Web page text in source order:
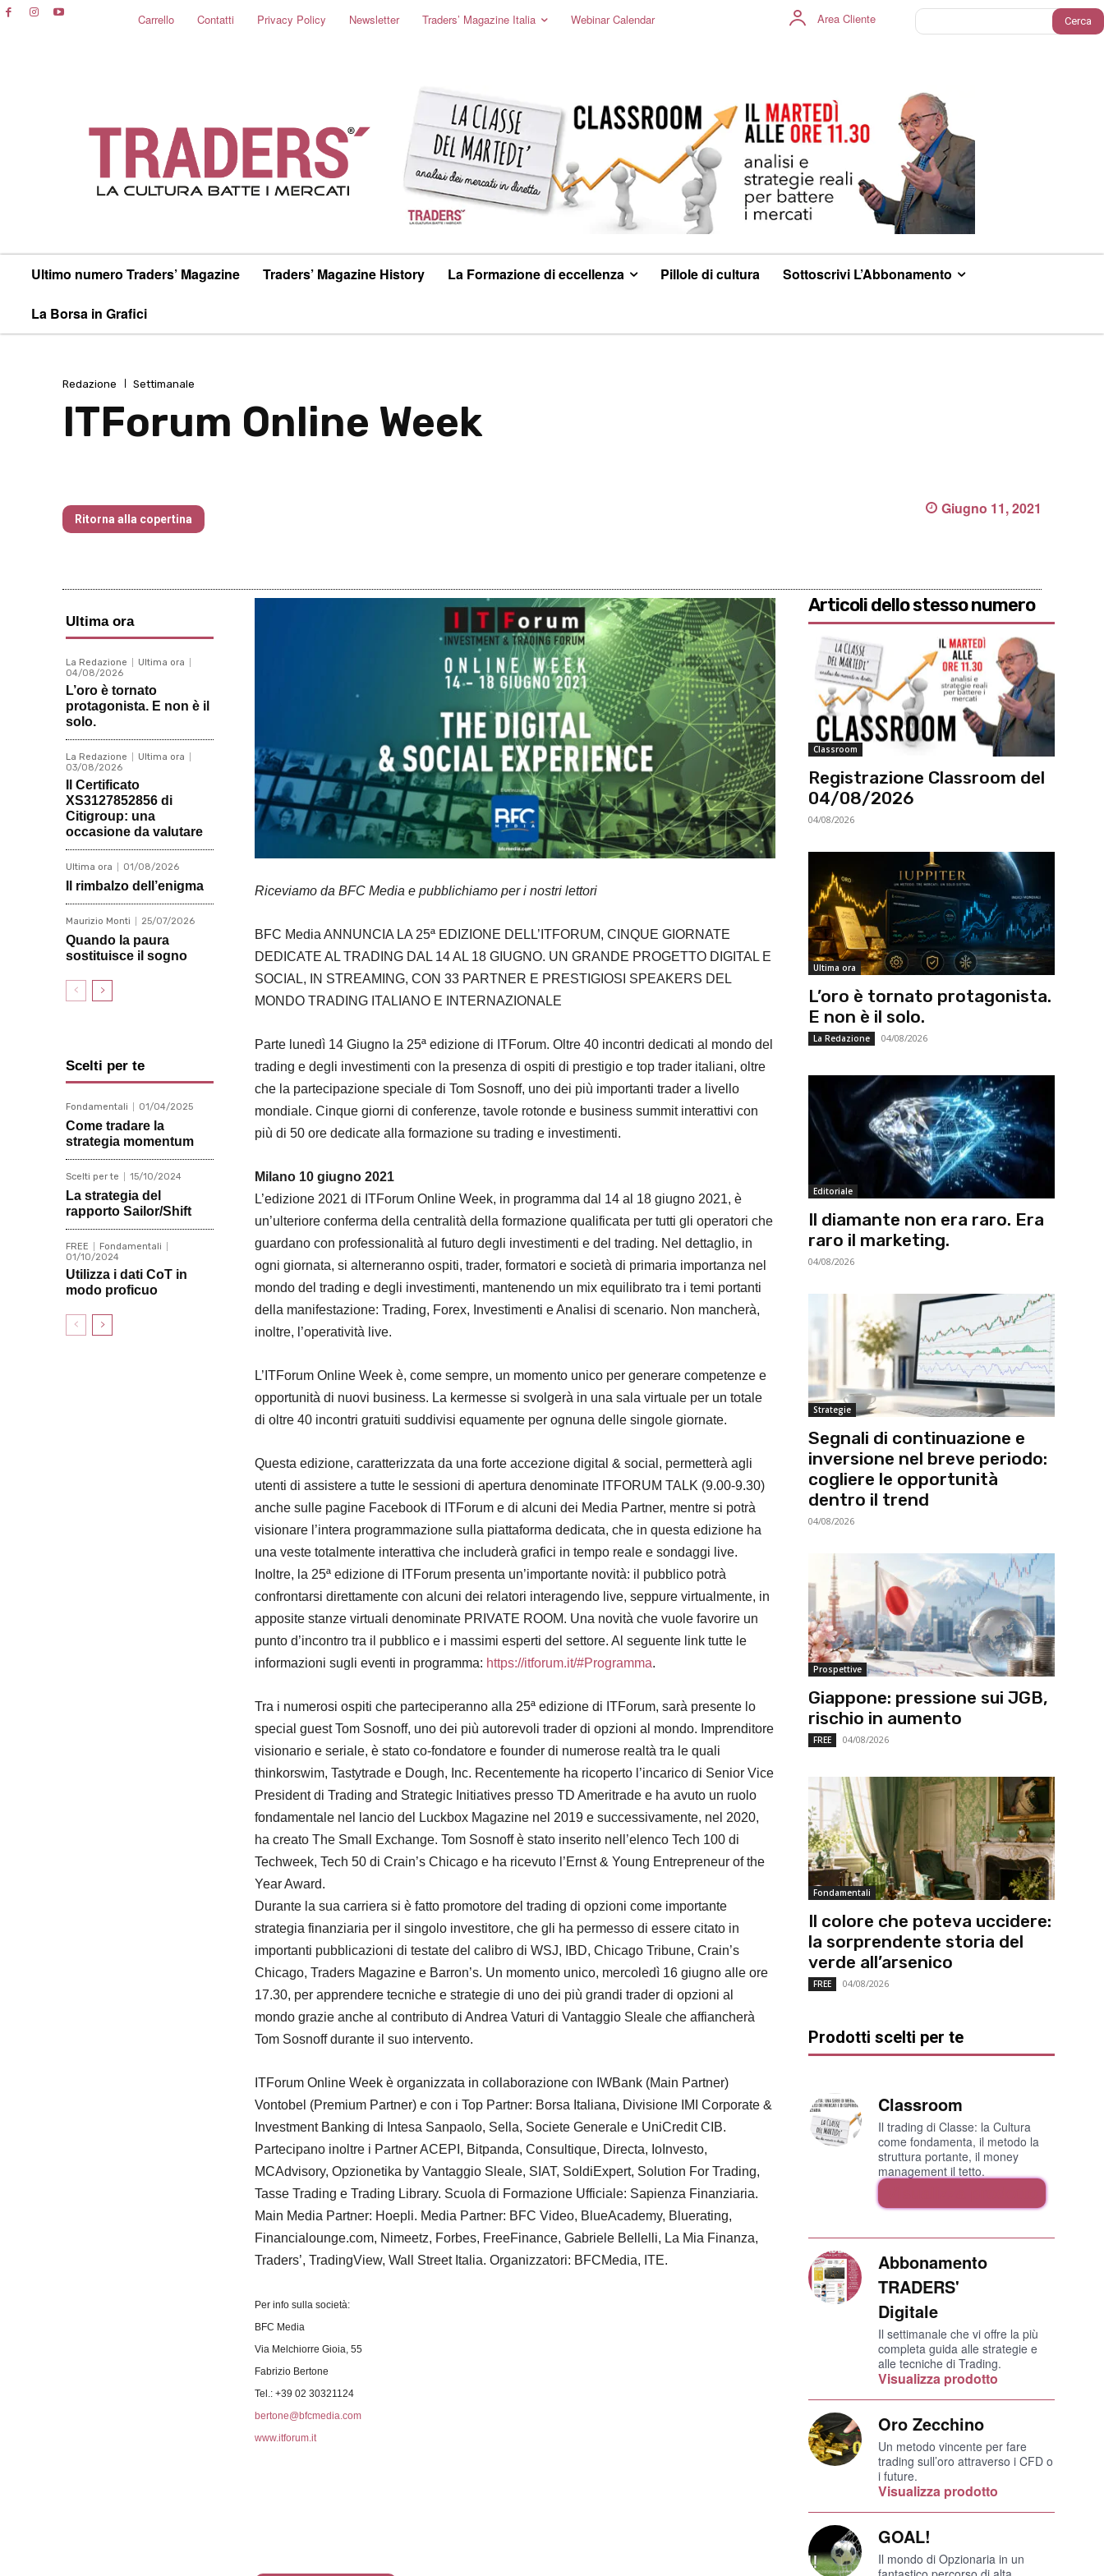
Carrello Contatti Privacy Policy Newsletter Traders’ Magazine Italia Webinar Calendar Area Cliente Cerca
Ultimo numero Traders’ Magazine Traders’ Magazine History La Formazione di eccellenza Pillole di cultura Sottoscrivi L’Abbonamento
La Borsa in Grafici
Redazione Settimanale
ITForum Online Week
Ritorna alla copertina
Giugno 11, 2021
Ultima ora
La Redazione
Ultima ora
04/08/2026
L’oro è tornato
protagonista. E non è il
solo.
La Redazione
Ultima ora
03/08/2026
Il Certificato
XS3127852856 di
Citigroup: una
occasione da valutare
Ultima ora 01/08/2026
Il rimbalzo dell’enigma
Maurizio Monti 25/07/2026
Quando la paura
sostituisce il sogno
Scelti per te
Fondamentali 01/04/2025
Come tradare la
strategia momentum
Scelti per te 15/10/2024
La strategia del
rapporto Sailor/Shift
FREE
Fondamentali
01/10/2024
Utilizza i dati CoT in
modo proficuo
Riceviamo da BFC Media e pubblichiamo per i nostri lettori
BFC Media ANNUNCIA LA 25ª EDIZIONE DELL’ITFORUM, CINQUE GIORNATE
DEDICATE AL TRADING DAL 14 AL 18 GIUGNO. UN GRANDE PROGETTO DIGITAL E
SOCIAL, IN STREAMING, CON 33 PARTNER E PRESTIGIOSI SPEAKERS DEL
MONDO TRADING ITALIANO E INTERNAZIONALE
Parte lunedì 14 Giugno la 25ª edizione di ITForum. Oltre 40 incontri dedicati al mondo del
trading e degli investimenti con la presenza di ospiti di prestigio e top trader italiani, oltre
che la partecipazione speciale di Tom Sosnoff, uno dei più importanti trader a livello
mondiale. Cinque giorni di conferenze, tavole rotonde e business summit interattivi con
più di 50 ore dedicate alla formazione su trading e investimenti.
Milano 10 giugno 2021
L’edizione 2021 di ITForum Online Week, in programma dal 14 al 18 giugno 2021, è
un’ulteriore conferma della centralità della formazione qualificata per tutti gli operatori che
guardano con professionalità al futuro degli investimenti e del trading. Nel dettaglio, in
ogni giornata, si alterneranno ospiti, trader, formatori e società di primaria importanza nel
mondo del trading e degli investimenti, mantenendo un mix equilibrato tra i temi portanti
della manifestazione: Trading, Forex, Investimenti e Analisi di scenario. Non mancherà,
inoltre, l’operatività live.
L’ITForum Online Week è, come sempre, un momento unico per generare competenze e
opportunità di nuovi business. La kermesse si svolgerà in una sala virtuale per un totale
di oltre 40 incontri gratuiti suddivisi equamente per ognuna delle singole giornate.
Questa edizione, caratterizzata da una forte accezione digital & social, permetterà agli
utenti di assistere a tutte le sessioni di apertura denominate ITFORUM TALK (9.00-9.30)
anche sulle pagine Facebook di ITForum e di alcuni dei Media Partner, mentre si potrà
visionare l’intera programmazione sulla piattaforma dedicata, che in questa edizione ha
una veste totalmente interattiva che includerà grafici in tempo reale e sondaggi live.
Inoltre, la 25ª edizione di ITForum presenta un’importante novità: il pubblico potrà
confrontarsi direttamente con alcuni dei relatori interagendo live, seppure virtualmente, in
apposite stanze virtuali denominate PRIVATE ROOM. Una novità che vuole favorire un
punto d’incontro tra il pubblico e i massimi esperti del settore. Al seguente link tutte le
informazioni sugli eventi in programma: https://itforum.it/#Programma.
Tra i numerosi ospiti che parteciperanno alla 25ª edizione di ITForum, sarà presente lo
special guest Tom Sosnoff, uno dei più autorevoli trader di opzioni al mondo. Imprenditore
visionario e seriale, è stato co-fondatore e founder di numerose realtà tra le quali
thinkorswim, Tastytrade e Dough, Inc. Recentemente ha ricoperto l’incarico di Senior Vice
President di Trading and Strategic Initiatives presso TD Ameritrade e ha avuto un ruolo
fondamentale nel lancio del Luckbox Magazine nel 2019 e successivamente, nel 2020,
ha creato The Small Exchange. Tom Sosnoff è stato inserito nell’elenco Tech 100 di
Techweek, Tech 50 di Crain’s Chicago e ha ricevuto l’Ernst & Young Entrepreneur of the
Year Award.
Durante la sua carriera si è fatto promotore del trading di opzioni come importante
strategia finanziaria per il singolo investitore, che gli ha permesso di essere citato in
importanti pubblicazioni di testate del calibro di WSJ, IBD, Chicago Tribune, Crain’s
Chicago, Traders Magazine e Barron’s. Un momento unico, mercoledì 16 giugno alle ore
17.30, per apprendere tecniche e strategie di uno dei più grandi trader di opzioni al
mondo grazie anche al contributo di Andrea Vaturi di Vantaggio Sleale che affiancherà
Tom Sosnoff durante il suo intervento.
ITForum Online Week è organizzata in collaborazione con IWBank (Main Partner)
Vontobel (Premium Partner) e con i Top Partner: Borsa Italiana, Divisione IMI Corporate &
Investment Banking di Intesa Sanpaolo, Sella, Societe Generale e UniCredit CIB.
Partecipano inoltre i Partner ACEPI, Bitpanda, Consultique, Directa, IoInvesto,
MCAdvisory, Opzionetika by Vantaggio Sleale, SIAT, SoldiExpert, Solution For Trading,
Tasse Trading e Trading Library. Scuola di Formazione Ufficiale: Sapienza Finanziaria.
Main Media Partner: Hoepli. Media Partner: BFC Video, BlueAcademy, Bluerating,
Financialounge.com, Nimeetz, Forbes, FreeFinance, Gabriele Bellelli, La Mia Finanza,
Traders’, TradingView, Wall Street Italia. Organizzatori: BFCMedia, ITE.
Per info sulla società:
BFC Media
Via Melchiorre Gioia, 55
Fabrizio Bertone
Tel.: +39 02 30321124
bertone@bfcmedia.com
www.itforum.it
Articoli dello stesso numero
Classroom
Registrazione Classroom del
04/08/2026
04/08/2026
Ultima ora
L’oro è tornato protagonista.
E non è il solo.
La Redazione 04/08/2026
Editoriale
Il diamante non era raro. Era
raro il marketing.
04/08/2026
Strategie
Segnali di continuazione e
inversione nel breve periodo:
cogliere le opportunità
dentro il trend
04/08/2026
Prospettive
Giappone: pressione sui JGB,
rischio in aumento
FREE 04/08/2026
Fondamentali
Il colore che poteva uccidere:
la sorprendente storia del
verde all’arsenico
FREE 04/08/2026
Prodotti scelti per te
Classroom
Il trading di Classe: la Cultura
come fondamenta, il metodo la
struttura portante, il money
management il tetto.
Abbonamento
TRADERS'
Digitale
Il settimanale che vi offre la più
completa guida alle strategie e
alle tecniche di Trading.
Visualizza prodotto
Oro Zecchino
Un metodo vincente per fare
trading sull’oro attraverso i CFD o
i future.
Visualizza prodotto
GOAL!
Il mondo di Opzionaria in un